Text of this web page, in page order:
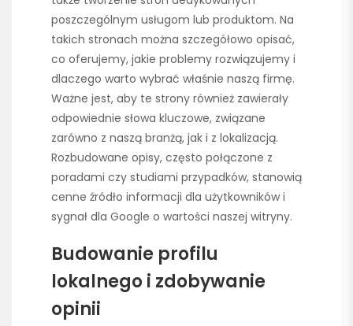
poszczególnym usługom lub produktom. Na
takich stronach można szczegółowo opisać,
co oferujemy, jakie problemy rozwiązujemy i
dlaczego warto wybrać właśnie naszą firmę.
Ważne jest, aby te strony również zawierały
odpowiednie słowa kluczowe, związane
zarówno z naszą branżą, jak i z lokalizacją.
Rozbudowane opisy, często połączone z
poradami czy studiami przypadków, stanowią
cenne źródło informacji dla użytkowników i
sygnał dla Google o wartości naszej witryny.
Budowanie profilu
lokalnego i zdobywanie
opinii